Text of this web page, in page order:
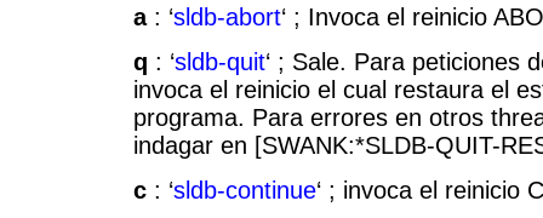
a: ‘sldb-abort‘ ; Invoca el reinicio
q : ‘sldb-quit‘ ; Sale. Para peticiones
invoca el reinicio el cual restaura el
programa. Para errores en otros
indagar en [SWANK:*SLDB-QUIT-
c : ‘sldb-continue‘ ; invoca el reinicio